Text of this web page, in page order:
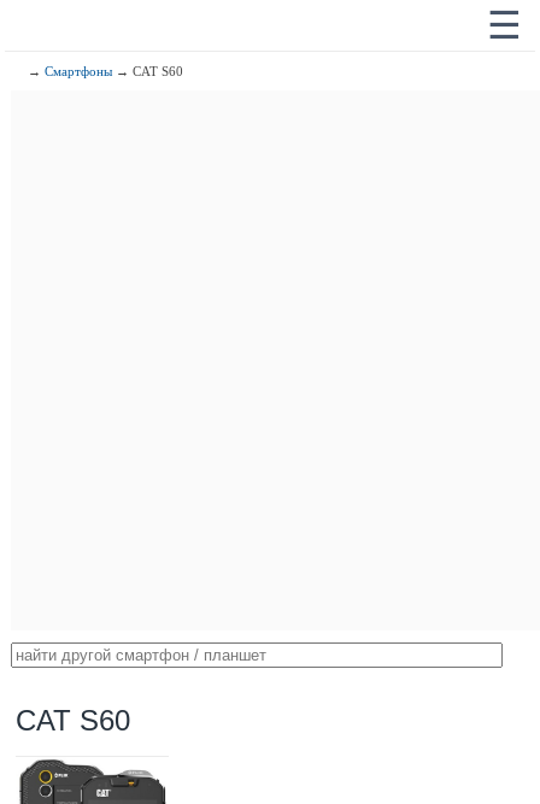
☰
→Смартфоны → CAT S60
CAT S60